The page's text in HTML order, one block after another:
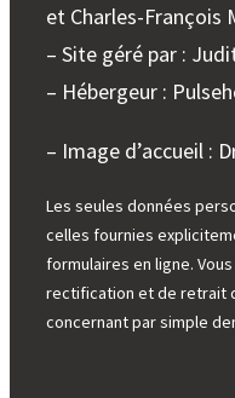
et Charles-François
– Site géré par :
– Hébergeur :
– Image d’accueil :
Les seules données
celles fournies
formulaires en ligne.
rectification et de retrait
concernant par simple